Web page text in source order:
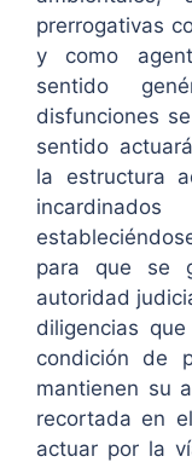
prerrogativas
y como
sentido
disfunciones
sentido
la estructura
para que se
autoridad
diligencias
condición de
mantienen su
recortada en
actuar por la